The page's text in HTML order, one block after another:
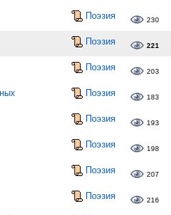
Поэзия 230
Поэзия 221
Поэзия 203
Поэзия 183
Поэзия 193
Поэзия 198
Поэзия 207
Поэзия 216